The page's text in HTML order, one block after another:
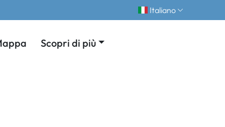
Italiano
Scopri di più